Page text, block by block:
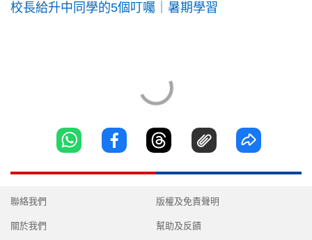
校長給升中同學的5個叮囑｜暑期學習
聯絡我們
關於我們
版權及免責聲明
幫助及反饋